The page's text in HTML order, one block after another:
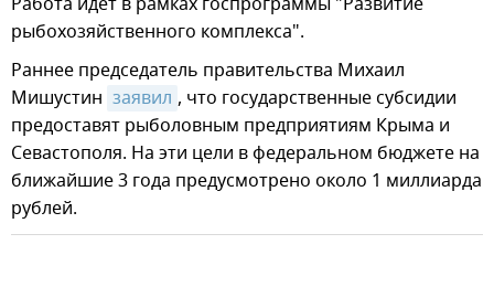
рыбохозяйственного комплекса".
Раннее председатель правительства Михаил
Мишустин заявил , что государственные субсидии
предоставят рыболовным предприятиям Крыма и
Севастополя. На эти цели в федеральном бюджете на
ближайшие 3 года предусмотрено около 1 миллиарда
рублей.